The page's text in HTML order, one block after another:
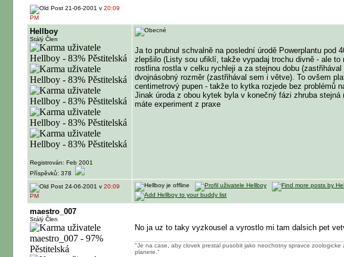
21-06-2001 v 20:09
PM
Hellboy
Stálý Člen
Registrován: Feb 2001
Příspěvků: 378
Ja to prubnul schvalně na poslední úrodě Powerplantu
zlepšilo (Listy sou ufiklí, takže vypadaj trochu divně - ale
rostlina rostla v celku rychleji a za stejnou dobu
dvojnásobný rozměr (zastřihával sem i větve). To ovšem
centimetrový pupen - takže to kytka rozjede bez
Jinak úroda z obou kytek byla v konečný fázi zhruba
máte experiment z praxe
24-06-2001 v 20:09
PM
maestro_007
Stálý Člen
No ja uz to taky vyzkousel a vyrostlo mi tam dalsich pet
"Je na case, aby clovek prestal pusobit jako neochotny spravce
planete."